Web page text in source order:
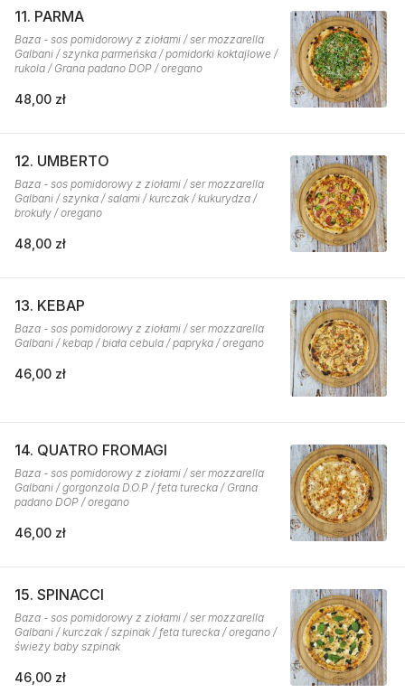
11. PARMA
Baza - sos pomidorowy z ziołami / ser mozzarella
Galbani / szynka parmeńska / pomidorki koktajlowe /
rukola / Grana padano DOP / oregano
48,00 zł
12. UMBERTO
Baza - sos pomidorowy z ziołami / ser mozzarella
Galbani / szynka / salami / kurczak / kukurydza /
brokuły / oregano
48,00 zł
13. KEBAP
Baza - sos pomidorowy z ziołami / ser mozzarella
Galbani / kebap / biała cebula / papryka / oregano
46,00 zł
14. QUATRO FROMAGI
Baza - sos pomidorowy z ziołami / ser mozzarella
Galbani / gorgonzola D.O.P / feta turecka / Grana
padano DOP / oregano
46,00 zł
15. SPINACCI
Baza - sos pomidorowy z ziołami / ser mozzarella
Galbani / kurczak / szpinak / feta turecka / oregano /
świeży baby szpinak
46,00 zł